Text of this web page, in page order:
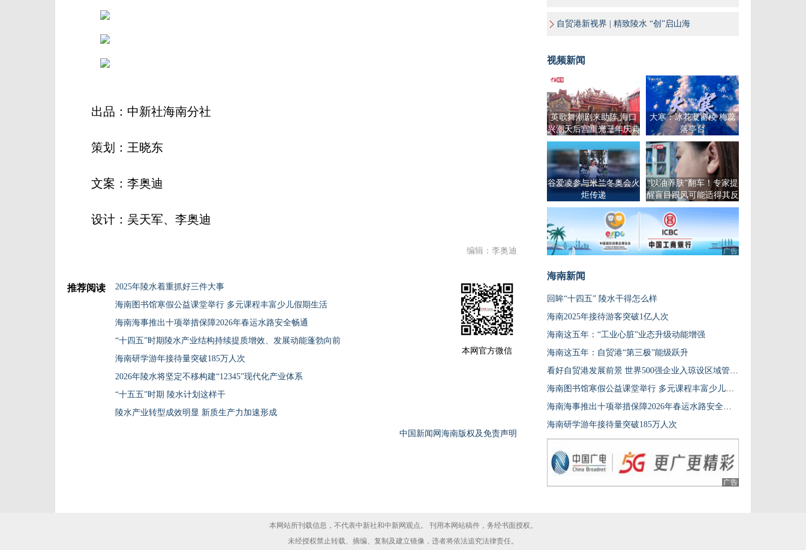
出品：中新社海南分社
策划：王晓东
文案：李奥迪
设计：吴天军、李奥迪
编辑：李奥迪
推荐阅读
2025年陵水着重抓好三件大事
海南图书馆寒假公益课堂举行 多元课程丰富少儿假期生活
海南海事推出十项举措保障2026年春运水路安全畅通
“十四五”时期陵水产业结构持续提质增效、发展动能蓬勃向前
海南研学游年接待量突破185万人次
2026年陵水将坚定不移构建“12345”现代化产业体系
“十五五”时期 陵水计划这样干
陵水产业转型成效明显 新质生产力加速形成
本网官方微信
中国新闻网海南版权及免责声明
自贸港新视界 | 精致陵水 “创”启山海
视频新闻
英歌舞潮剧来助阵 海口
兴潮天后宫重光三年庆典
谒妈祖
大寒：冰花凝窗棱 梅蕊
落亭台
谷爱凌参与米兰冬奥会火
炬传递
“以油养肤”翻车！专家提
醒盲目跟风可能适得其反
广告
海南新闻
回眸“十四五” 陵水干得怎么样
海南2025年接待游客突破1亿人次
海南这五年：“工业心脏”业态升级动能增强
海南这五年：自贸港“第三极”能级跃升
看好自贸港发展前景 世界500强企业入琼设区域管理总部
海南图书馆寒假公益课堂举行 多元课程丰富少儿假期生活
海南海事推出十项举措保障2026年春运水路安全畅通
海南研学游年接待量突破185万人次
广告
本网站所刊载信息，不代表中新社和中新网观点。 刊用本网站稿件，务经书面授权。
未经授权禁止转载、摘编、复制及建立镜像，违者将依法追究法律责任。